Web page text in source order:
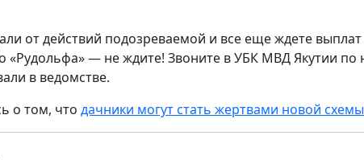
от действий подозреваемой и все еще ждете выплат
«Рудольфа» — не ждите! Звоните в УБК МВД Якутии по
в ведомстве.
о том, что дачники могут стать жертвами новой